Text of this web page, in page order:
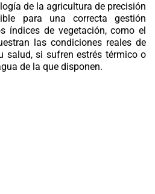
de la agricultura de precisión
para una correcta gestión
índices de vegetación, como el
las condiciones reales de
salud, si sufren estrés térmico o
de la que disponen.